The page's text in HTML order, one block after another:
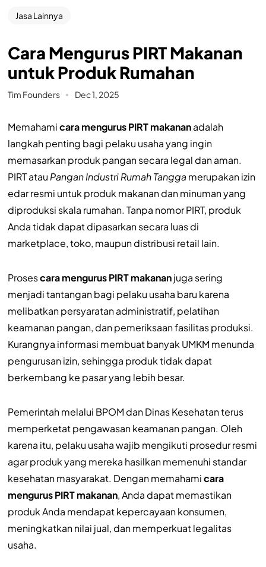
Jasa Lainnya
Cara Mengurus PIRT Makanan
untuk Produk Rumahan
Tim Founders Dec 1, 2025
Memahamicara mengurus PIRT makananadalah
langkah penting bagi pelaku usaha yang ingin
memasarkan produk pangan secara legal dan aman.
PIRT atau Pangan Industri Rumah Tangga merupakan izin
edar resmi untuk produk makanan dan minuman yang
diproduksi skala rumahan. Tanpa nomor PIRT, produk
Anda tidak dapat dipasarkan secara luas di
marketplace, toko, maupun distribusi retail lain.
Prosescara mengurus PIRT makananjuga sering
menjadi tantangan bagi pelaku usaha baru karena
melibatkan persyaratan administratif, pelatihan
keamanan pangan, dan pemeriksaan fasilitas produksi.
Kurangnya informasi membuat banyak UMKM menunda
pengurusan izin, sehingga produk tidak dapat
berkembang ke pasar yang lebih besar.
Pemerintah melalui BPOM dan Dinas Kesehatan terus
memperketat pengawasan keamanan pangan. Oleh
karena itu, pelaku usaha wajib mengikuti prosedur resmi
agar produk yang mereka hasilkan memenuhi standar
kesehatan masyarakat. Dengan memahamicara
mengurus PIRT makanan, Anda dapat memastikan
produk Anda mendapat kepercayaan konsumen,
meningkatkan nilai jual, dan memperkuat legalitas
usaha.